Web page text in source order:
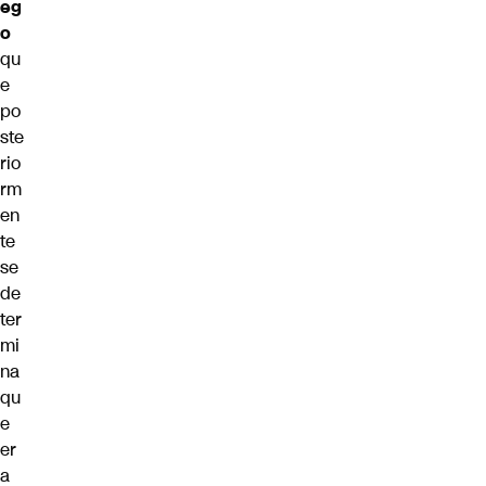
eg
o
qu
e
po
ste
rio
rm
en
te
se
de
ter
mi
na
qu
e
er
a